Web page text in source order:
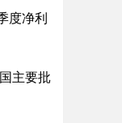
度净利
主要批